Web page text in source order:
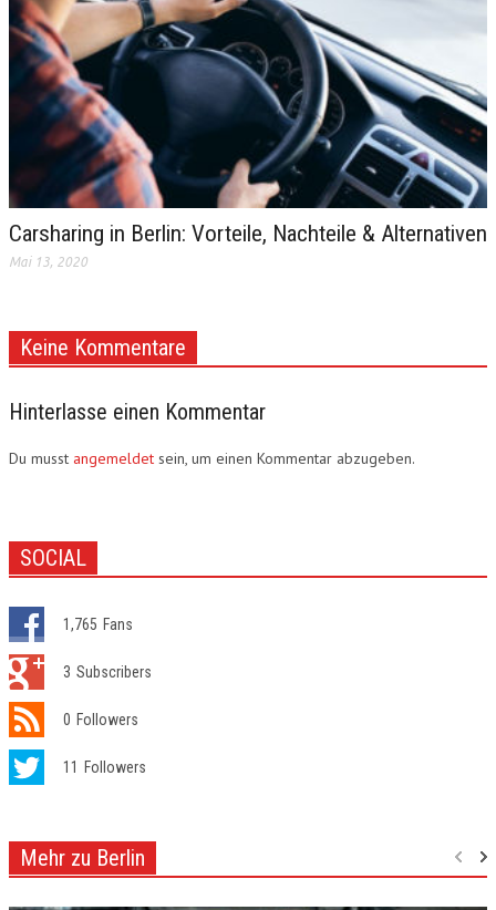
Carsharing in Berlin: Vorteile, Nachteile & Alternativen
Mai 13, 2020
Keine Kommentare
Hinterlasse einen Kommentar
Du musst angemeldet sein, um einen Kommentar abzugeben.
SOCIAL
1,765 Fans
3 Subscribers
0 Followers
11 Followers
Mehr zu Berlin